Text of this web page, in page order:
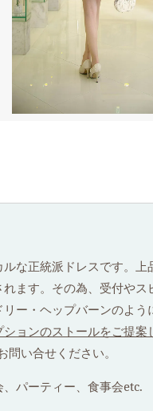
な正統派ドレスです。上
ます。その為、受付やス
ー・ヘップバーンのよう
ョンのストールをご提案
問い合せください。
パーティー、食事会etc.